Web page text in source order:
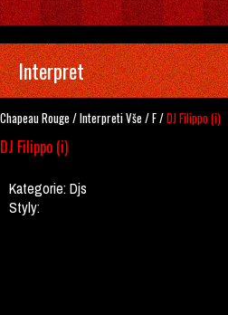
Interpret
Chapeau Rouge /InterpretiVše /F/DJ Filippo (i)
DJ Filippo (i)
Kategorie:Djs
Styly: